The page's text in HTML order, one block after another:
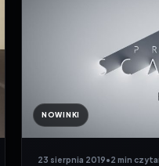
NOWINKI
23 sierpnia 2019•2 min